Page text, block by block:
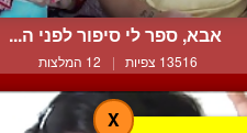
אבא, ספר לי סיפור לפני ה...
13516 צפיות | 12 המלצות
X